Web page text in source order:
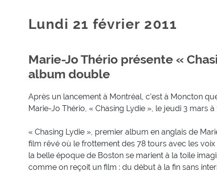
Lundi 21février 2011
Marie-Jo Thério présente «
album double
Après un lancement à Montréal, c’est à Moncton
Marie-Jo Thério, « Chasing Lydie », le jeudi 3 mars
« Chasing Lydie », premier album en anglais de
film rêvé où le frottement des 78 tours avec les
la belle époque de Boston se marient à la toile
comme on reçoit un film : du début à la fin sans